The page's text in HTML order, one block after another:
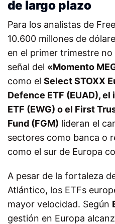
de largo plazo
Para los analistas de
10.600 millones de
en el primer trimestre
señal del «Momento
como el Select STOXX
Defence ETF (EUAD),
ETF (EWG) o el First
Fund (FGM) lideran el
sectores como banca o
como el sur de Europa
A pesar de la fortaleza
Atlántico, los ETFs
mayor velocidad. Según
gestión en Europa